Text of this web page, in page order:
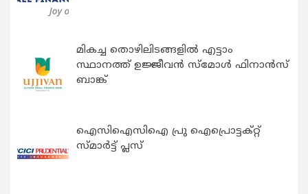
മികച്ച തൊഴിലിടങ്ങളിൽ എട്ടാം
സ്ഥാനത്ത് ഉജ്ജീവൻ സ്മോൾ ഫിനാൻസ്
ബാങ്ക്
ഐസിഐസിഐ പ്രു ഐപ്രൊട്ടക്റ്റ്
സ്മാർട്ട് പ്ലസ്